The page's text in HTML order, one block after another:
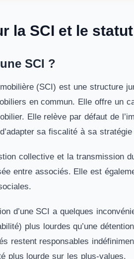
la SCI et le
SCI ?
(SCI) est une structure
en commun. Elle offre un
Elle relève par défaut de
sa fiscalité à sa
collective et la transmission
entre associés. Elle est
d’une SCI a quelques
plus lourdes qu’une
restent responsables
plus lourde sur les plus-values.